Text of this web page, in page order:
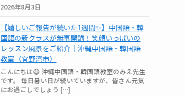
2026年8月3日
【嬉しいご報告が続いた1週間✨】中国語・韓
国語の新クラスが無事開講！笑顔いっぱいの
レッスン風景をご紹介｜沖縄中国語・韓国語
教室（宜野湾市）
こんにちは😃 沖縄中国語・韓国語教室のみえ先生
です。 毎日暑い日が続いていますが、皆さん元気
にお過ごしでしょう […]